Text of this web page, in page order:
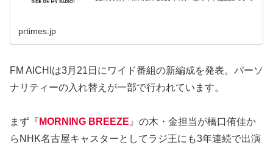
prtimes.jp
FM AICHIは3月21日にワイド番組の新編成を発表。パーソ
ナリティーの入れ替えが一部で行われています。
まず『 MORNING BREEZE 』の木・金担当が橋口侑佳か
らNHK名古屋キャスターとしてラジ王にも3年連続で出演